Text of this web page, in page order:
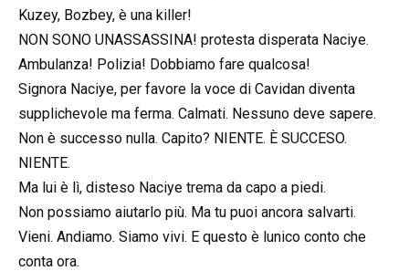
Kuzey, Bozbey, è una killer!
NON SONO UNASSASSINA! protesta disperata Naciye.
Ambulanza! Polizia! Dobbiamo fare qualcosa!
Signora Naciye, per favore la voce di Cavidan diventa
supplichevole ma ferma. Calmati. Nessuno deve sapere.
Non è successo nulla. Capito? NIENTE. È SUCCESO.
NIENTE.
Ma lui è lì, disteso Naciye trema da capo a piedi.
Non possiamo aiutarlo più. Ma tu puoi ancora salvarti.
Vieni. Andiamo. Siamo vivi. E questo è lunico conto che
conta ora.